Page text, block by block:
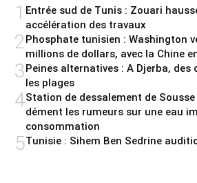
1 Entrée sud de Tunis : Zouari
accélération des travaux
2Phosphate tunisien : Washington
millions de dollars, avec la Chine
3Peines alternatives : A Djerba,
les plages
4Station de dessalement de
dément les rumeurs sur une eau
consommation
5Tunisie : Sihem Ben Sedrine